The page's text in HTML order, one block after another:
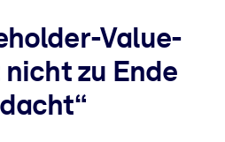
resiliente Belegschaft auf.
Value-
zu Ende